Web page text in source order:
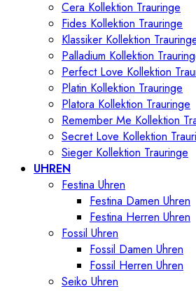
Cera Kollektion Trauringe
Fides Kollektion Trauringe
Klassiker Kollektion
Palladium Kollektion
Perfect Love Kollektion
Platin Kollektion Trauringe
Platora Kollektion Trauringe
Remember Me Kollektion
Secret Love Kollektion
Sieger Kollektion Trauringe
UHREN
Festina Uhren
Festina Damen Uhren
Festina Herren Uhren
Fossil Uhren
Fossil Damen Uhren
Fossil Herren Uhren
Seiko Uhren